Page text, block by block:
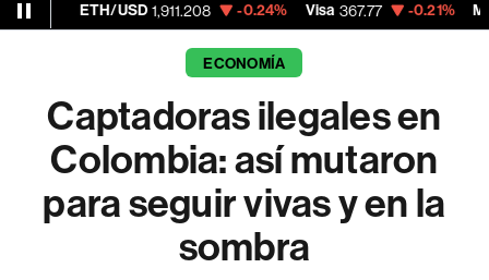
1,911.208 -0.24% Visa 367.77 -0.21% MercadoLibre
ECONOMÍA
Captadoras ilegales en
Colombia: así mutaron
para seguir vivas y en la
sombra